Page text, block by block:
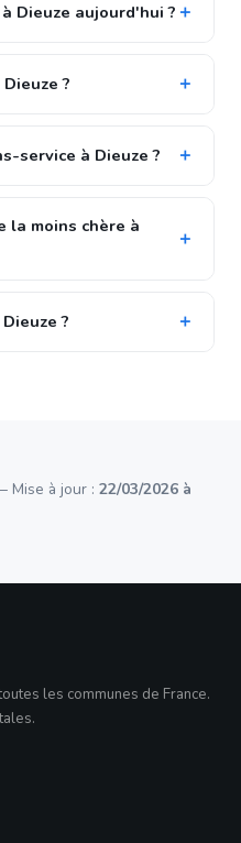
Dieuze aujourd'hui ?
?
service à Dieuze ?
la moins chère à
?
Mise à jour : 22/03/2026 à
les communes de France.